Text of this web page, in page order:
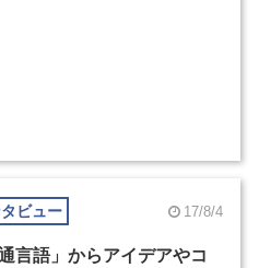
ビュー 17/8/4
通言語」からアイデアやコ